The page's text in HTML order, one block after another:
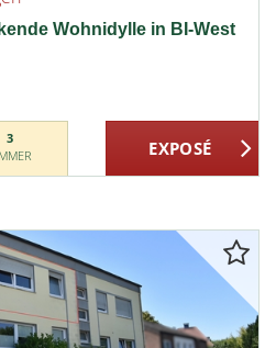
Wohnidylle in BI-West
3